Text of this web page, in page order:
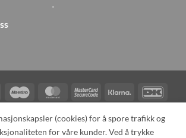
Maestro MasterCardMasterCard
2
Klarna
Card
KONTAKT OSS OM OSS
(cookies) for å spore trafikk og
for våre kunder. Ved å trykke